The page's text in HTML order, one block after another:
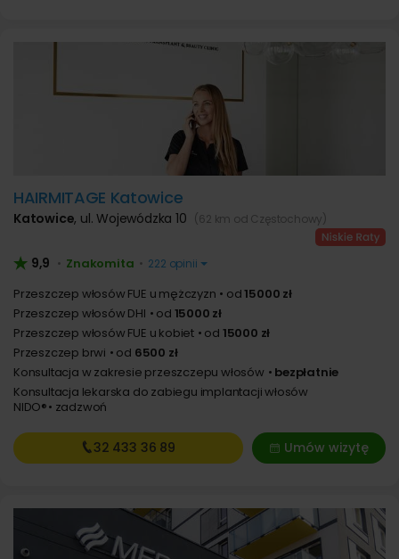
HAIRMITAGE Katowice
Katowice, ul. Wojewódzka 10 (62 km od Częstochowy)
9,9 • Znakomita • 222 opinii
Przeszczep włosów FUE u mężczyzn od15000 zł
Przeszczep włosów DHI
od 15000 zł
Przeszczep włosów FUE u kobiet
od 15000 zł
Przeszczep brwi
od 6500 zł
Konsultacja w zakresie przeszczepu włosów
bezpłatnie
Konsultacja lekarska do zabiegu implantacji włosów
NIDO® zadzwoń
Umów wizytę
32 433 36 89